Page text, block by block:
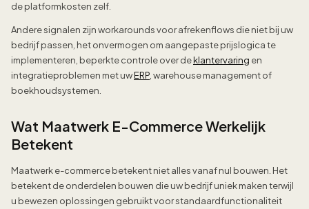
de platformkosten zelf.
Andere signalen zijn workarounds voor afrekenflows die niet bij uw
bedrijf passen, het onvermogen om aangepaste prijslogica te
implementeren, beperkte controle over deklantervaring en
integratieproblemen met uwERP, warehouse management of
boekhoudsystemen.
Wat Maatwerk E-Commerce Werkelijk
Betekent
Maatwerk e-commerce betekent niet alles vanaf nul bouwen. Het
betekent de onderdelen bouwen die uw bedrijf uniek maken terwijl
u bewezen oplossingen gebruikt voor standaardfunctionaliteit